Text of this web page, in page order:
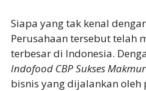
Siapa yang tak kenal
Perusahaan tersebut telah
terbesar di Indonesia.
Indofood CBP Sukses
bisnis yang dijalankan